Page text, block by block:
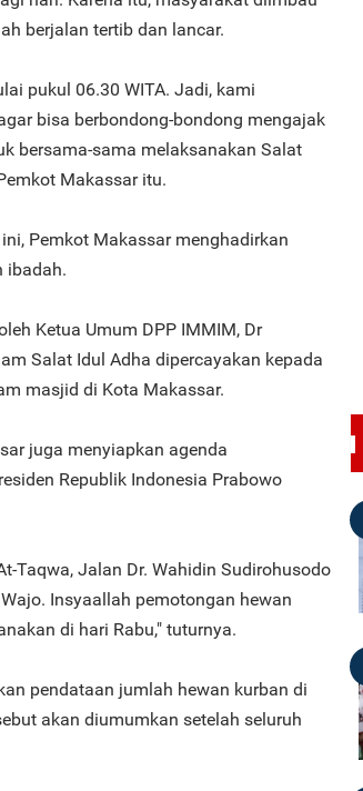
berjalan tertib dan lancar.
pukul 06.30 WITA. Jadi, kami
bisa berbondong-bondong mengajak
bersama-sama melaksanakan Salat
Makassar itu.
Pemkot Makassar menghadirkan
ibadah.
Ketua Umum DPP IMMIM, Dr
Salat Idul Adha dipercayakan kepada
masjid di Kota Makassar.
juga menyiapkan agenda
Republik Indonesia Prabowo
Taqwa, Jalan Dr. Wahidin Sudirohusodo
Insyaallah pemotongan hewan
di hari Rabu," tuturnya.
pendataan jumlah hewan kurban di
akan diumumkan setelah seluruh